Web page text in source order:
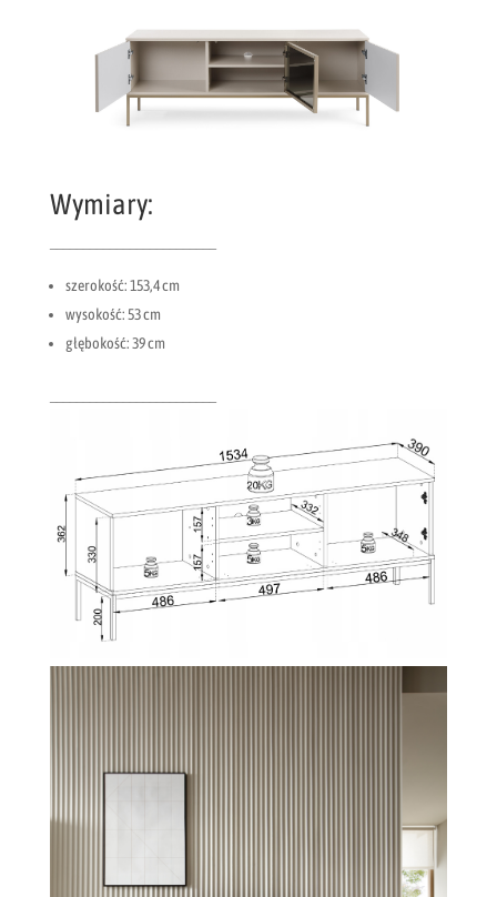
Wymiary:
szerokość: 153,4 cm
wysokość: 53 cm
głębokość: 39 cm